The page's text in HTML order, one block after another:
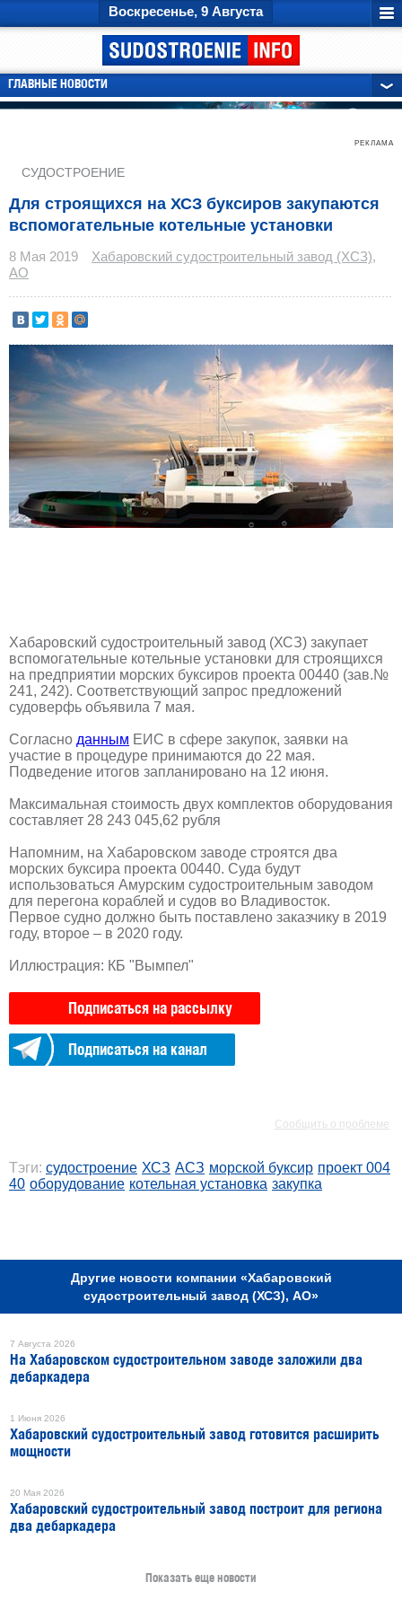
Воскресенье, 9 Августа
ГЛАВНЫЕ НОВОСТИ
РЕКЛАМА
СУДОСТРОЕНИЕ
Для строящихся на ХСЗ буксиров закупаются
вспомогательные котельные установки
8 Мая 2019
Хабаровский судостроительный завод (ХСЗ),
АО
Хабаровский судостроительный завод (ХСЗ) закупает
вспомогательные котельные установки для строящихся
на предприятии морских буксиров проекта 00440 (зав.№
241, 242). Соответствующий запрос предложений
судоверфь объявила 7 мая.
Согласно данным ЕИС в сфере закупок, заявки на
участие в процедуре принимаются до 22 мая.
Подведение итогов запланировано на 12 июня.
Максимальная стоимость двух комплектов оборудования
составляет 28 243 045,62 рубля
Напомним, на Хабаровском заводе строятся два
морских буксира проекта 00440. Суда будут
использоваться Амурским судостроительным заводом
для перегона кораблей и судов во Владивосток.
Первое судно должно быть поставлено заказчику в 2019
году, второе – в 2020 году.
Иллюстрация: КБ "Вымпел"
Подписаться на рассылку
Подписаться на канал
Сообщить о проблеме
Тэги: судостроение ХСЗ АСЗ морской буксир проект 004
40 оборудование котельная установка закупка
Другие новости компании «Хабаровский
судостроительный завод (ХСЗ), АО»
7 Августа 2026
На Хабаровском судостроительном заводе заложили два
дебаркадера
1 Июня 2026
Хабаровский судостроительный завод готовится расширить
мощности
20 Мая 2026
Хабаровский судостроительный завод построит для региона
два дебаркадера
Показать еще новости